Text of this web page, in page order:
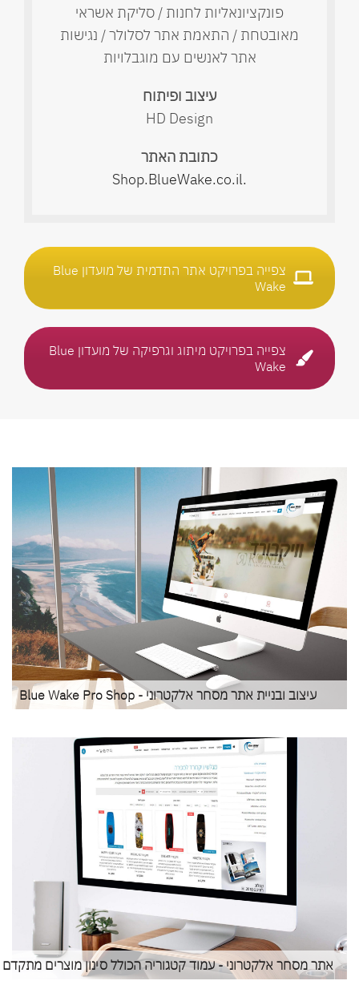
פונקציונאליות לחנות / סליקת אשראי
מאובטחת / התאמת אתר לסלולר / נגישות
אתר לאנשים עם מוגבלויות
עיצוב ופיתוח
HD Design
כתובת האתר
.Shop.BlueWake.co.il
צפייה בפרויקט אתר התדמית של מועדון Blue
Wake
צפייה בפרויקט מיתוג וגרפיקה של מועדון Blue
Wake
עיצוב ובניית אתר מסחר אלקטרוני - Blue Wake Pro Shop
אתר מסחר אלקטרוני - עמוד קטגוריה הכולל סינון מוצרים מתקדם